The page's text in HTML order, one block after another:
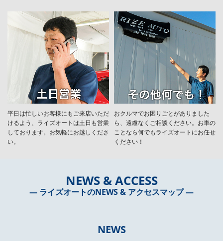
平日は忙しいお客様にもご来店いただ
けるよう、ライズオートは土日も営業
しております。お気軽にお越しくださ
い。
おクルマでお困りごとがありました
ら、遠慮なくご相談ください。お車の
ことなら何でもライズオートにお任せ
ください！
NEWS & ACCESS
― ライズオートのNEWS & アクセスマップ ―
NEWS